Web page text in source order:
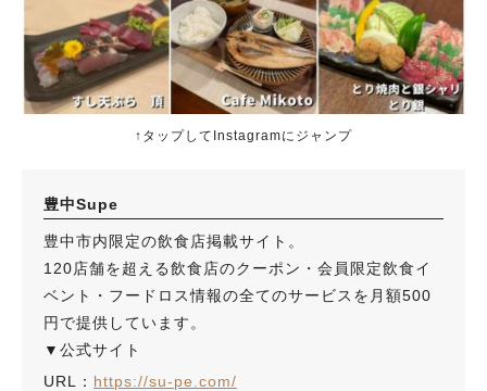
↑タップしてInstagramにジャンプ
豊中Supe
豊中市内限定の飲食店掲載サイト。
120店舗を超える飲食店のクーポン・会員限定飲食イ
ベント・フードロス情報の全てのサービスを月額500
円で提供しています。
▼公式サイト
URL： https://su-pe.com/